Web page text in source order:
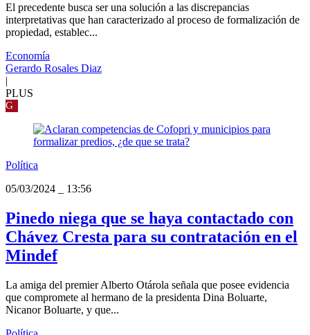
El precedente busca ser una solución a las discrepancias
interpretativas que han caracterizado al proceso de formalización de
propiedad, establec...
Economía
Gerardo Rosales Diaz
|
PLUS
G
Política
05/03/2024
13:56
Pinedo niega que se haya contactado con
Chávez Cresta para su contratación en el
Mindef
La amiga del premier Alberto Otárola señala que posee evidencia
que compromete al hermano de la presidenta Dina Boluarte,
Nicanor Boluarte, y que...